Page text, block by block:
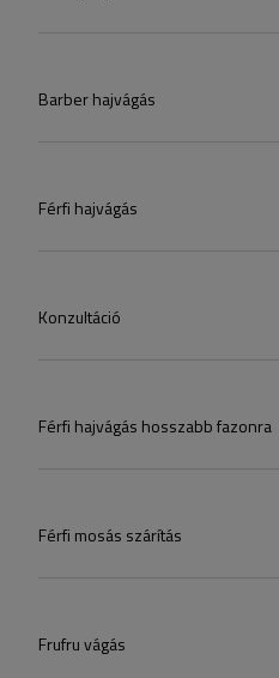
Barber hajvágás
Férfi hajvágás
Konzultáció
Férfi hajvágás hosszabb fazonra
Férfi mosás szárítás​
Frufru vágás